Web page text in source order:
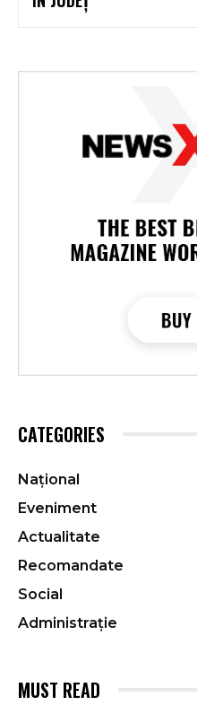
CATEGORIES
Național
Eveniment
Actualitate
Recomandate
Social
Administrație
MUST READ